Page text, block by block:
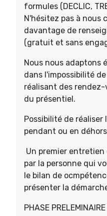
formules (DECLIC,
N'hésitez pas à nous
davantage de
(gratuit et sans
Nous nous adaptons
dans l'impossibilité
réalisant des
du présentiel.
Possibilité de réaliser
pendant ou en
Un premier
par la personne qui
le bilan de
présenter la
PHASE PRELEMINAIRE